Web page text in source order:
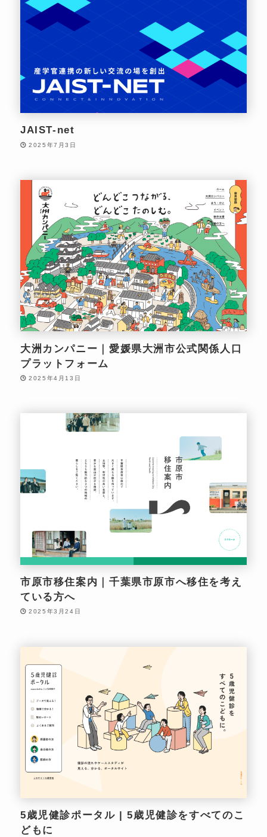
JAIST-net
2025年7月3日
大洲カンパニー｜愛媛県大洲市公式関係人口
プラットフォーム
2025年4月13日
市原市移住案内｜千葉県市原市へ移住を考え
ている方へ
2025年3月24日
5歳児健診ポータル | 5歳児健診をすべてのこ
どもに